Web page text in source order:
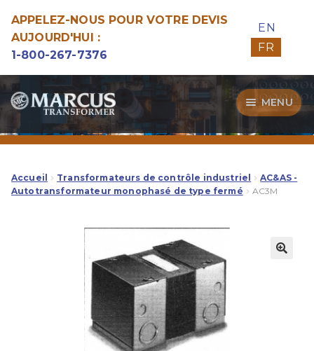
APPELEZ-NOUS POUR VOTRE DEVIS
AUJOURD'HUI :
1-800-267-7376
EN
FR
Aller
à
la
navigation
Aller
au
contenu
MENU
Transformateurs
Guide d’Achat
Notre Qualité
Accueil Transformateurs de contrôle industriel
AC&AS -
Autotransformateur monophasé de type fermé
AC3M